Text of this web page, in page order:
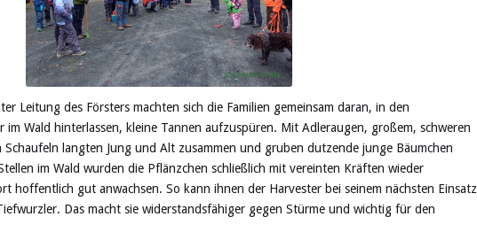
Leitung des Försters machten sich die Familien gemeinsam daran, in den
im Wald hinterlassen, kleine Tannen aufzuspüren. Mit Adleraugen, großem, schweren
langten Jung und Alt zusammen und gruben dutzende junge Bäumchen
im Wald wurden die Pflänzchen schließlich mit vereinten Kräften wieder
hoffentlich gut anwachsen. So kann ihnen der Harvester bei seinem nächsten Einsatz
Das macht sie widerstandsfähiger gegen Stürme und wichtig für den